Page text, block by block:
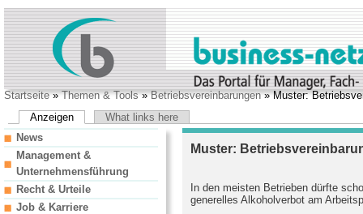
Startseite»Themen & Tools»Betriebsvereinbarungen» Muster:
Anzeigen
What links here
Muster:
In den meisten Betrieben dürfte
generelles Alkoholverbot am
News
Management &
Unternehmensführung
Recht & Urteile
Job & Karriere